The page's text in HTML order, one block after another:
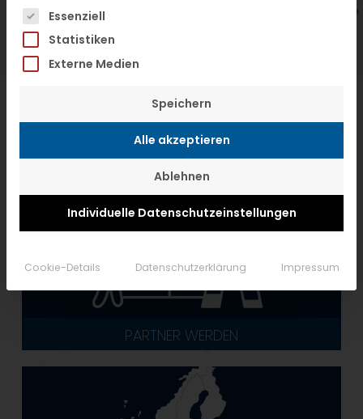
PARTNER WERDEN
Es folgt eine Liste der Service-Gruppen,
Essenziell
Statistiken
Externe Medien
Speichern
Alle akzeptieren
Ablehnen
Individuelle Datenschutzeinstellungen
Cookie-Details Datenschutzerklärung Impressum